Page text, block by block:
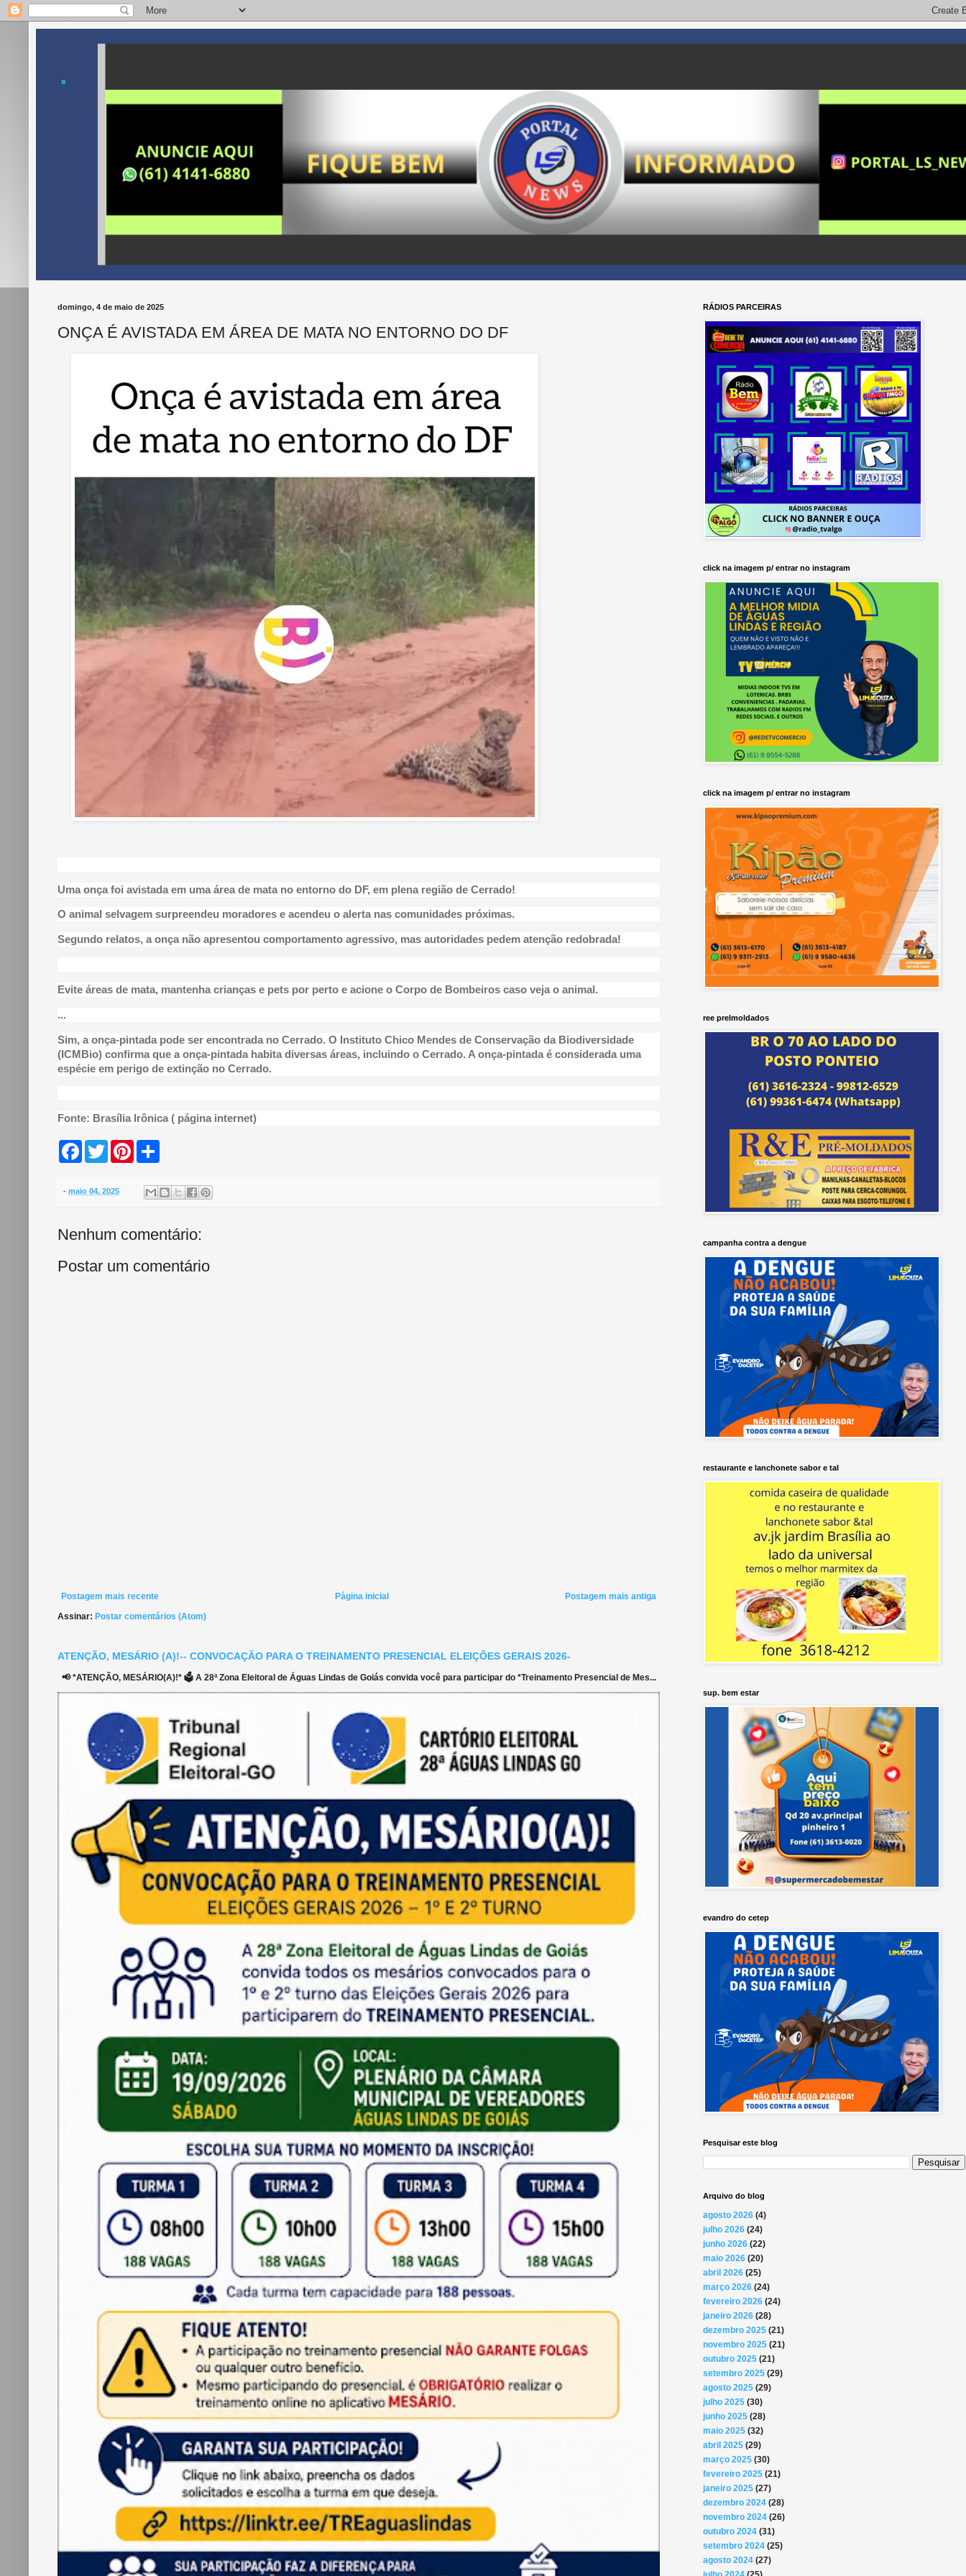
.
domingo, 4 de maio de 2025
ONÇA É AVISTADA EM ÁREA DE MATA NO ENTORNO DO DF
Uma onça foi avistada em uma área de mata no entorno do DF, em plena região de Cerrado!
O animal selvagem surpreendeu moradores e acendeu o alerta nas comunidades próximas.
Segundo relatos, a onça não apresentou comportamento agressivo, mas autoridades pedem atenção redobrada!
Evite áreas de mata, mantenha crianças e pets por perto e acione o Corpo de Bombeiros caso veja o animal.
...
Sim, a onça-pintada pode ser encontrada no Cerrado. O Instituto Chico Mendes de Conservação da Biodiversidade
(ICMBio) confirma que a onça-pintada habita diversas áreas, incluindo o Cerrado. A onça-pintada é considerada uma
espécie em perigo de extinção no Cerrado.
Fonte: Brasília Irônica ( página internet)
b
w
t
t
e
- maio 04, 2025
Nenhum comentário:
Postar um comentário
Postagem mais recente Postagem mais antiga
Página inicial
Assinar: Postar comentários (Atom)
ATENÇÃO, MESÁRIO (A)!-- CONVOCAÇÃO PARA O TREINAMENTO PRESENCIAL ELEIÇÕES GERAIS 2026-
📢 *ATENÇÃO, MESÁRIO(A)!* 🗳️ A 28ª Zona Eleitoral de Águas Lindas de Goiás convida você para participar do *Treinamento Presencial de Mes...
RÁDIOS PARCEIRAS
click na imagem p/ entrar no instagram
click na imagem p/ entrar no instagram
ree prelmoldados
campanha contra a dengue
restaurante e lanchonete sabor e tal
sup. bem estar
evandro do cetep
Pesquisar este blog
Arquivo do blog
agosto 2026 (4)
julho 2026 (24)
junho 2026 (22)
maio 2026 (20)
abril 2026 (25)
março 2026 (24)
fevereiro 2026 (24)
janeiro 2026 (28)
dezembro 2025 (21)
novembro 2025 (21)
outubro 2025 (21)
setembro 2025 (29)
agosto 2025 (29)
julho 2025 (30)
junho 2025 (28)
maio 2025 (32)
abril 2025 (29)
março 2025 (30)
fevereiro 2025 (21)
janeiro 2025 (27)
dezembro 2024 (28)
novembro 2024 (26)
outubro 2024 (31)
setembro 2024 (25)
agosto 2024 (27)